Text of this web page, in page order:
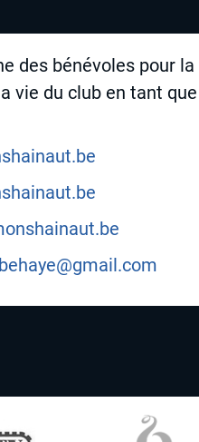
des bénévoles pour
vie du club en tant